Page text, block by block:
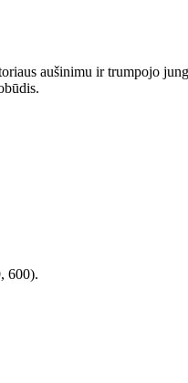
aušinimu ir trumpojo
600).